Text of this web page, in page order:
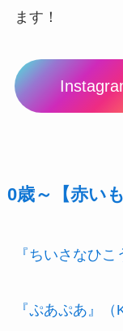
ます！
0歳～【赤い
『ちいさなひ
『ぷあぷあ』（